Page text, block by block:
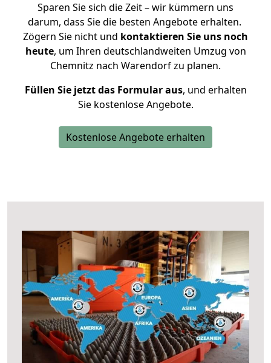
Sparen Sie sich die Zeit – wir kümmern uns
darum, dass Sie die besten Angebote erhalten.
Zögern Sie nicht und kontaktieren Sie uns noch
heute, um Ihren deutschlandweiten Umzug von
Chemnitz nach Warendorf zu planen.
Füllen Sie jetzt das Formular aus, und erhalten
Sie kostenlose Angebote.
Kostenlose Angebote erhalten